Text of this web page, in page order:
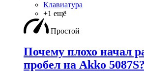
Клавиатура
+1 ещё
Простой
Почему плохо начал
пробел на Akko 5087S?